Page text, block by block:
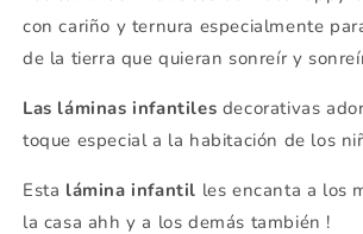
con cariño y ternura especialmente
de la tierra que quieran sonreír y
Las láminas infantiles decorativas
toque especial a la habitación de los
Esta lámina infantil les encanta a los
la casa ahh y a los demás también !